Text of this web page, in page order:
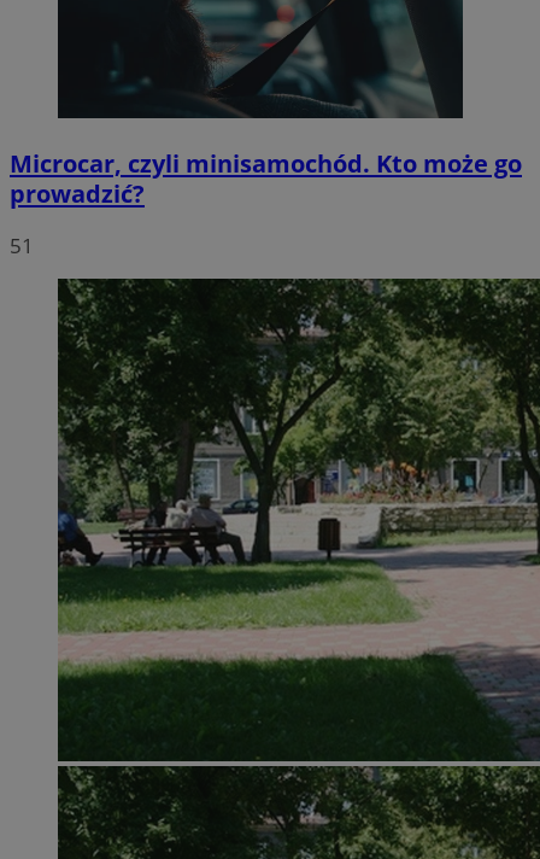
Microcar, czyli minisamochód. Kto może go
prowadzić?
51